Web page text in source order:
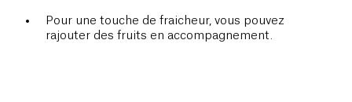
Pour une touche de fraicheur, vous pouvez
rajouter des fruits en accompagnement.